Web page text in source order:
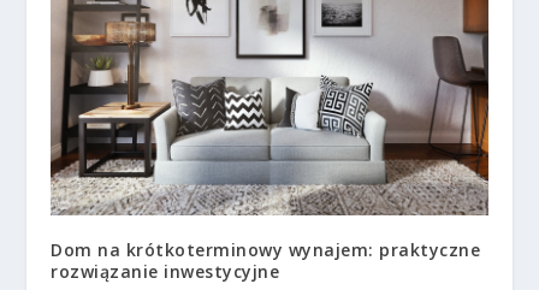
Dom na krótkoterminowy wynajem: praktyczne
rozwiązanie inwestycyjne